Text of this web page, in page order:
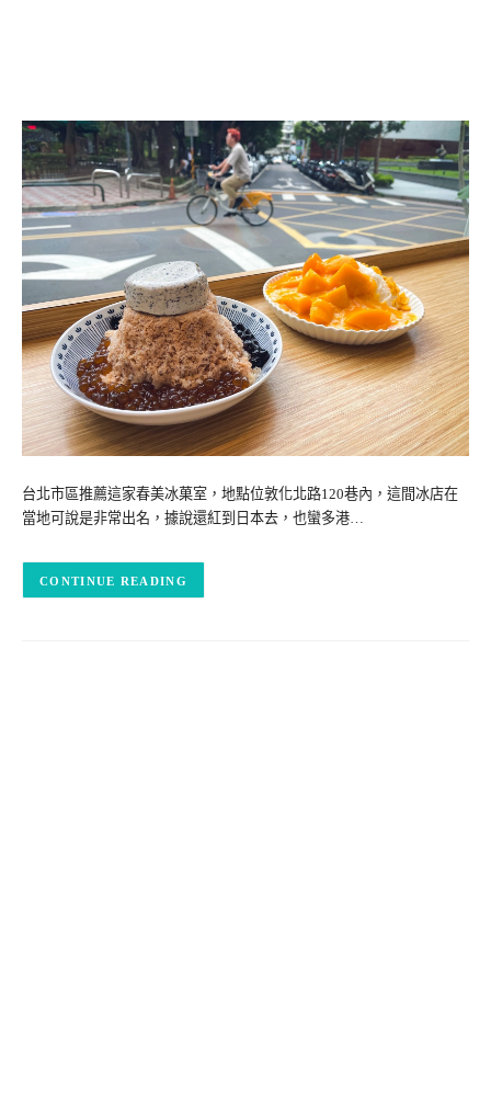
台北市區推薦這家春美冰菓室，地點位敦化北路120巷內，這間冰店在
當地可說是非常出名，據說還紅到日本去，也蠻多港…
CONTINUE READING